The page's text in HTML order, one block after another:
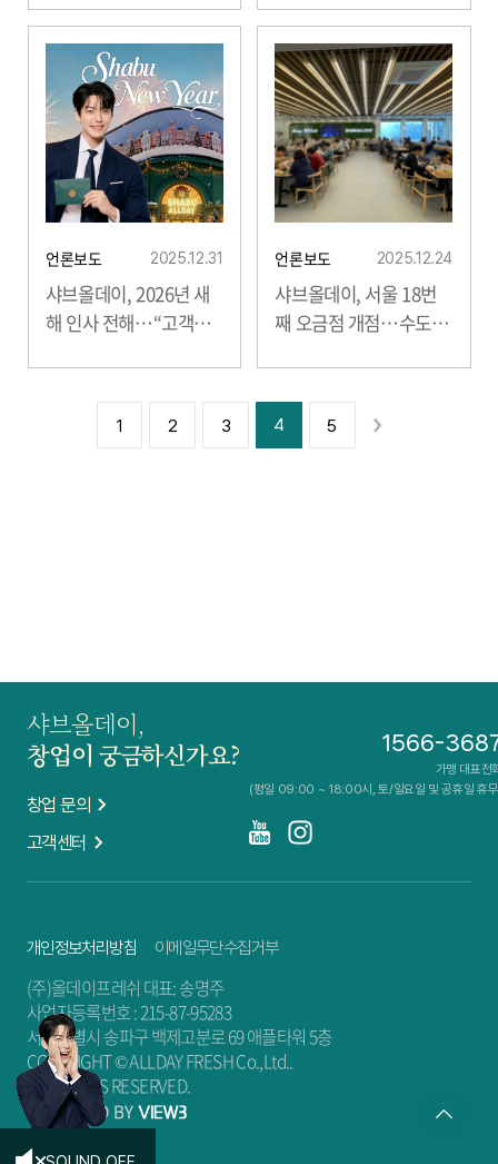
상...
지...
언론보도 2025.12.31
샤브올데이, 2026년 새
해 인사 전해…“고객과
언론보도 2025.12.24
샤브올데이, 서울 18번
째 오금점 개점…수도권
1 2 3 4 5
샤브올데이,
창업이 궁금하신가요?
창업 문의
고객센터
1566-
가맹 대표전
(평일 09:00 ~ 18:00시, 토/일요일 및 공휴일 휴
개인정보처리방침 이메일무단수집거부
(주)올데이프레쉬 대표: 송명주
사업자등록번호 : 215-87-95283
서울특별시 송파구 백제고분로 69 애플타워 5층
COPYRIGHT © ALLDAY FRESH Co.,Ltd..
ALL RIGHTS RESERVED.